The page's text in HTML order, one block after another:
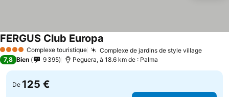
4 Étoiles Complexe touristique Complexe de jardins de style village
FERGUS Club Europa
7,8 Bien 9 395 Peguera, à 18.6 km de : Palma
De 125 €